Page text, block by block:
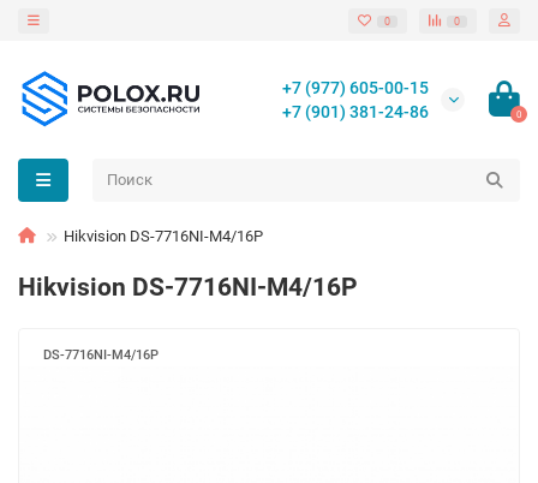
0 0
+7 (977) 605-00-15
+7 (901) 381-24-86
0
Hikvision DS-7716NI-M4/16P
Hikvision DS-7716NI-M4/16P
DS-7716NI-M4/16P